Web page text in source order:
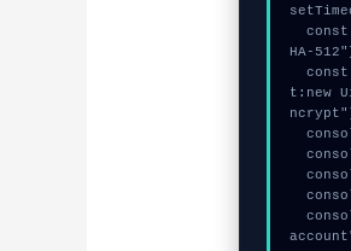
HA-
t:new